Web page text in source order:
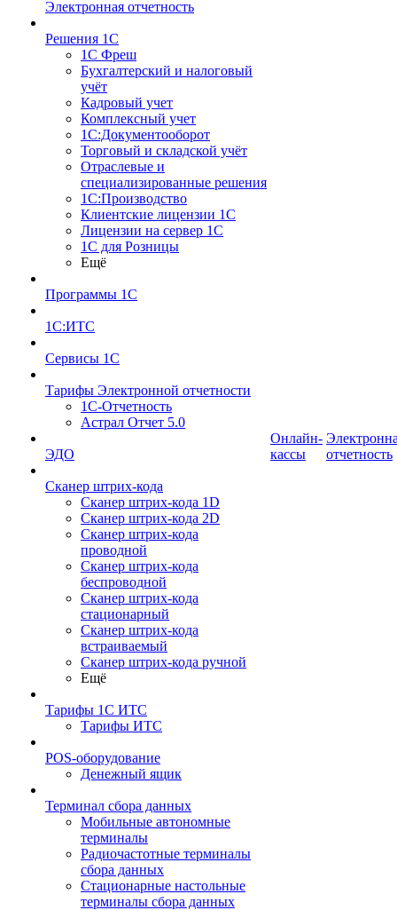
Электронная отчетность
Решения 1С
1С Фреш
Бухгалтерский и налоговый
учёт
Кадровый учет
Комплексный учет
1С:Документооборот
Торговый и складской учёт
Отраслевые и
специализированные решения
1С:Производство
Клиентские лицензии 1С
Лицензии на сервер 1С
1С для Розницы
Ещё
Программы 1С
1С:ИТС
Сервисы 1С
Тарифы Электронной отчетности
1С-Отчетность
Астрал Отчет 5.0
ЭДО
Сканер штрих-кода
Сканер штрих-кода 1D
Сканер штрих-кода 2D
Сканер штрих-кода
проводной
Сканер штрих-кода
беспроводной
Сканер штрих-кода
стационарный
Сканер штрих-кода
встраиваемый
Сканер штрих-кода ручной
Ещё
Тарифы 1С ИТС
Тарифы ИТС
POS-оборудование
Денежный ящик
Терминал сбора данных
Мобильные автономные
терминалы
Радиочастотные терминалы
сбора данных
Стационарные настольные
терминалы сбора данных
Онлайн-
кассы
отчетность